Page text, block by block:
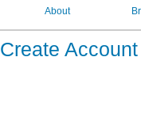
About
Create Account